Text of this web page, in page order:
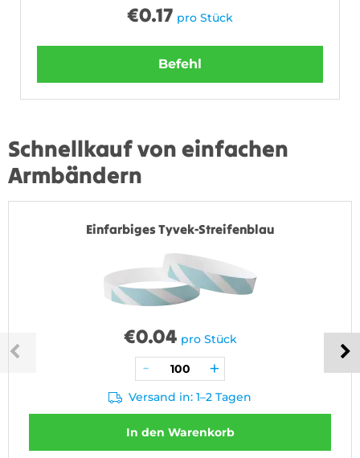
€0.17 pro Stück
Befehl
Schnellkauf von einfachen
Armbändern
Einfarbiges Tyvek-Streifenblau
€0.04 pro Stück
Versand in: 1–2 Tagen
In den Warenkorb